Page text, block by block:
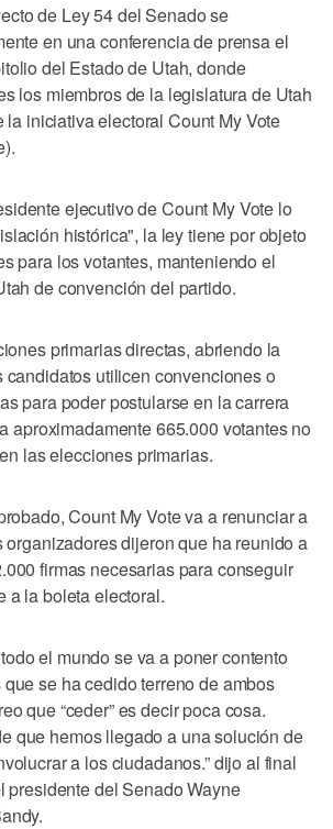
de Ley 54 del Senado se
en una conferencia de prensa el
del Estado de Utah, donde
los miembros de la legislatura de Utah
la iniciativa electoral Count My Vote
ejecutivo de Count My Vote lo
histórica", la ley tiene por objeto
para los votantes, manteniendo el
de convención del partido.
primarias directas, abriendo la
candidatos utilicen convenciones o
para poder postularse en la carrera
aproximadamente 665.000 votantes no
las elecciones primarias.
Count My Vote va a renunciar a
dijeron que ha reunido a
firmas necesarias para conseguir
a la boleta electoral.
el mundo se va a poner contento
se ha cedido terreno de ambos
que “ceder” es decir poca cosa.
que hemos llegado a una solución de
a los ciudadanos.” dijo al final
presidente del Senado Wayne